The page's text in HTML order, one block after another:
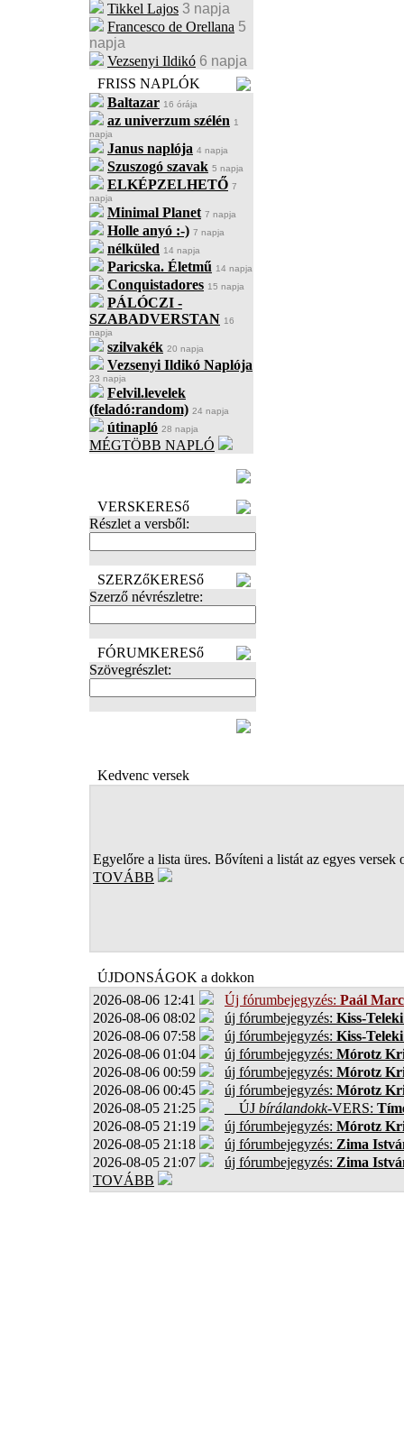
Tikkel Lajos 3 napja
Francesco de Orellana 5
napja
Vezsenyi Ildikó 6 napja
FRISS NAPLÓK
Baltazar 16 órája
az univerzum szélén 1
napja
Janus naplója 4 napja
Szuszogó szavak 5 napja
ELKÉPZELHETŐ 7
napja
Minimal Planet 7 napja
Holle anyó :-) 7 napja
nélküled 14 napja
Paricska. Életmű 14 napja
Conquistadores 15 napja
PÁLÓCZI -
SZABADVERSTAN 16
napja
szilvakék 20 napja
Vezsenyi Ildikó Naplója
23 napja
Felvil.levelek
(feladó:random) 24 napja
útinapló 28 napja
MÉGTÖBB NAPLÓ
VERSKERESő
Részlet a versből:
SZERZőKERESő
Szerző névrészletre:
FÓRUMKERESő
Szövegrészlet:
Kedvenc versek
Egyelőre a lista üres. Bővíteni a listát az egyes versek
TOVÁBB
ÚJDONSÁGOK a dokkon
2026-08-06 12:41
Új fórumbejegyzés: Paál
2026-08-06 08:02
új fórumbejegyzés: Kiss-
2026-08-06 07:58
új fórumbejegyzés: Kiss-
2026-08-06 01:04
új fórumbejegyzés: Mórotz
2026-08-06 00:59
új fórumbejegyzés: Mórotz
2026-08-06 00:45
új fórumbejegyzés: Mórotz
2026-08-05 21:25
ÚJ bírálandokk-VERS:
2026-08-05 21:19
új fórumbejegyzés: Mórotz
2026-08-05 21:18
új fórumbejegyzés: Zima
2026-08-05 21:07
új fórumbejegyzés: Zima
TOVÁBB